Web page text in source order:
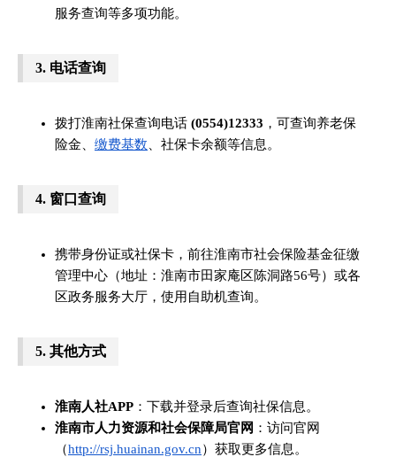
服务查询等多项功能。
3. 电话查询
拨打淮南社保查询电话 (0554)12333 ，可查询养老保
险金、 缴费基数 、社保卡余额等信息。
4. 窗口查询
携带身份证或社保卡，前往淮南市社会保险基金征缴
管理中心（地址：淮南市田家庵区陈洞路56号）或各
区政务服务大厅，使用自助机查询。
5. 其他方式
淮南人社APP ：下载并登录后查询社保信息。
淮南市人力资源和社会保障局官网 ：访问官网
（http://rsj.huainan.gov.cn）获取更多信息。